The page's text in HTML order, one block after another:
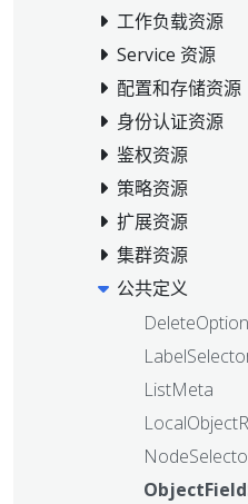
工作负载资源
Service 资源
配置和存储资源
身份认证资源
鉴权资源
策略资源
扩展资源
集群资源
公共定义
ListMeta